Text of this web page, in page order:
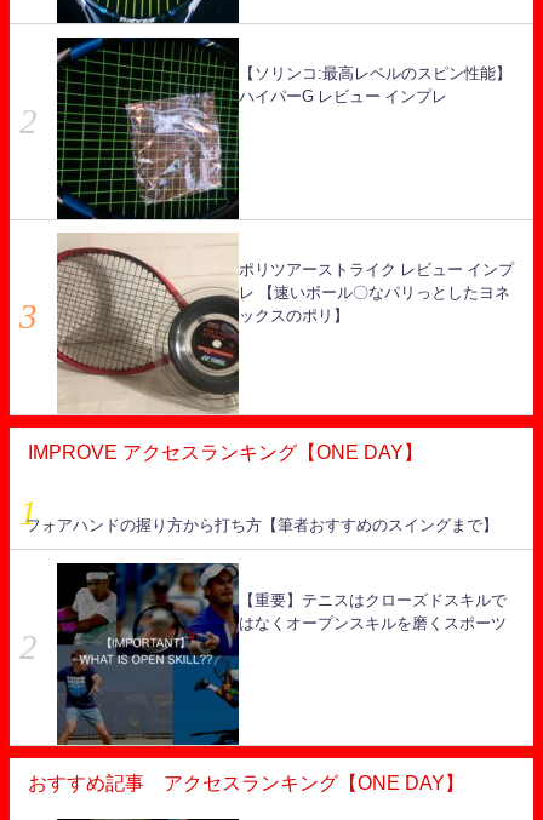
【ソリンコ:最高レベルのスピン性能】
ハイパーG レビュー インプレ
ポリツアーストライク レビュー インプ
レ 【速いボール〇なパリっとしたヨネ
ックスのポリ】
IMPROVE アクセスランキング【ONE DAY】
フォアハンドの握り方から打ち方【筆者おすすめのスイングまで】
【重要】テニスはクローズドスキルで
はなくオープンスキルを磨くスポーツ
おすすめ記事 アクセスランキング【ONE DAY】